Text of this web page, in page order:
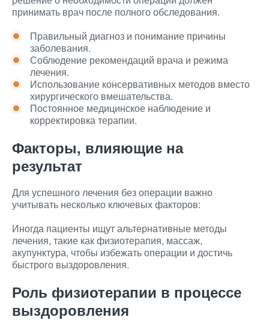
принимать врач после полного обследования.
Правильный диагноз и понимание причины
заболевания.
Соблюдение рекомендаций врача и режима
лечения.
Использование консервативных методов вместо
хирургического вмешательства.
Постоянное медицинское наблюдение и
корректировка терапии.
Факторы, влияющие на
результат
Для успешного лечения без операции важно
учитывать несколько ключевых факторов:
Иногда пациенты ищут альтернативные методы
лечения, такие как физиотерапия, массаж,
акупунктура, чтобы избежать операции и достичь
быстрого выздоровления.
Роль физиотерапии в процессе
выздоровления